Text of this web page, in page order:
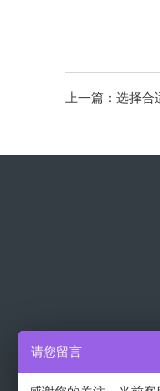
上一篇：选择
请您留言